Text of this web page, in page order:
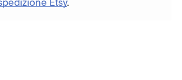
Etsy.